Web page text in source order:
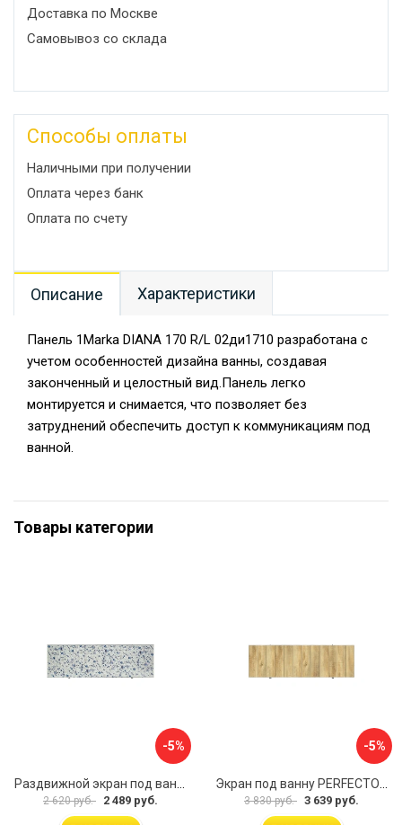
Доставка по Москве
Самовывоз со склада
Способы оплаты
Наличными при получении
Оплата через банк
Оплата по счету
Описание Характеристики
Панель 1Marka DIANA 170 R/L 02ди1710 разработана с
учетом особенностей дизайна ванны, создавая
законченный и целостный вид.Панель легко
монтируется и снимается, что позволяет без
затруднений обеспечить доступ к коммуникациям под
ванной.
Товары категории
-5%
2 620 руб. 2 489 руб.
-5%
3 830 руб. 3 639 руб.